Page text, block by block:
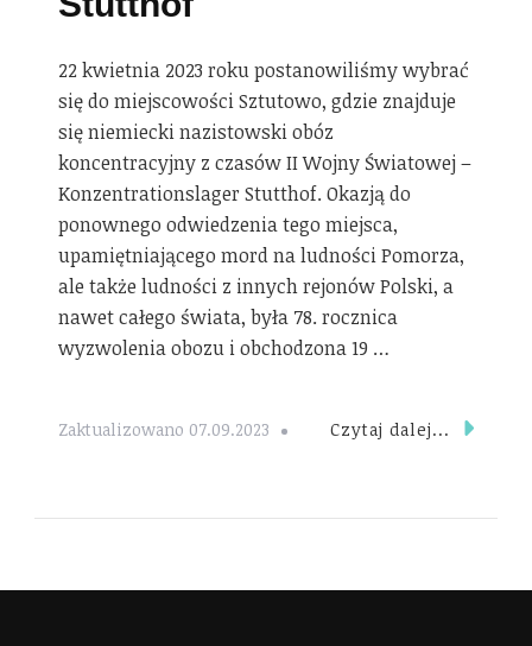
22 kwietnia 2023 roku postanowiliśmy wybrać
się do miejscowości Sztutowo, gdzie znajduje
się niemiecki nazistowski obóz
koncentracyjny z czasów II Wojny Światowej –
Konzentrationslager Stutthof. Okazją do
ponownego odwiedzenia tego miejsca,
upamiętniającego mord na ludności Pomorza,
ale także ludności z innych rejonów Polski, a
nawet całego świata, była 78. rocznica
wyzwolenia obozu i obchodzona 19 …
Zaktualizowano 07.09.2023 Czytaj dalej...